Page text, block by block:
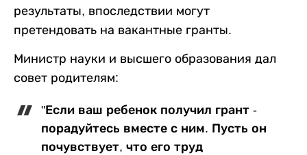
результаты, впоследствии могут
претендовать на вакантные гранты.
Министр науки и высшего образования дал
совет родителям:
"Если ваш ребенок получил грант -
порадуйтесь вместе с ним. Пусть он
почувствует, что его труд